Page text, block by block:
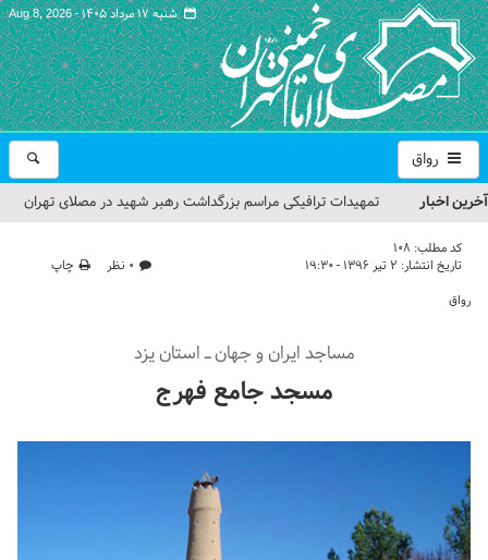
شنبه ۱۷ مرداد ۱۴۰۵ - Aug 8, 2026
رواق
آخرین اخبار
تمهیدات ترافیکی مراسم بزرگداشت رهبر شهید در مصلای تهران
حجت‌الاسلام حاج علی‌اکبری؛ خطیب این هفته نماز جمعه تهران
معظم انقلاب
گزارش تصویری| مراسم نماز بر پیکر امام شهید انقلاب اسلامی ایران
گزارش تصویری| مراسم بزرگداشت آقای شهید ایران
کد مطلب: 108
تاریخ انتشار: ۲ تیر ۱۳۹۶ - ۱۹:۳۰ ۰ نظر
چاپ
رواق
مساجد ایران و جهان ـ استان یزد
مسجد جامع فهرج